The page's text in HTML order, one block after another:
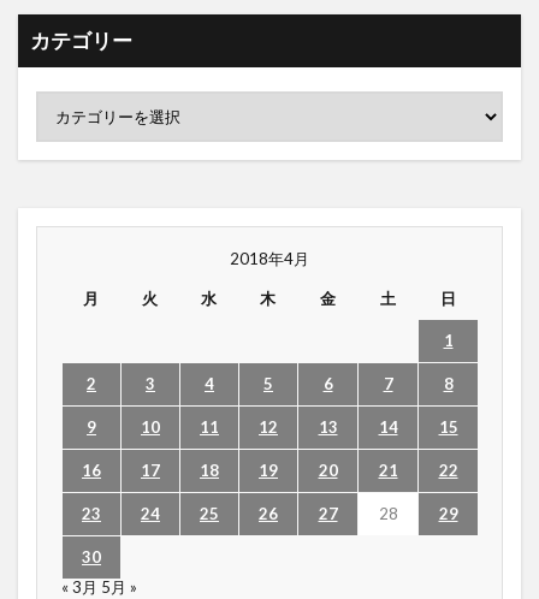
カテゴリー
2018年4月
月 火 水 木 金 土 日
1
2 3 4 5 6 7 8
9 10 11 12 13 14 15
16 17 18 19 20 21 22
23 24 25 26 27 28 29
30
« 3月 5月 »